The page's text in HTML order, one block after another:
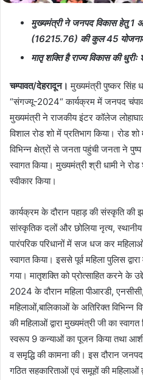
मुख्यमंत्री ने जनपद विकास हेतु 1
(16215.76) की कुल 45 योजनाओं
मातृ शक्ति है राज्य विकास की धुरीः
चम्पावत/देहरादून। मुख्यमंत्री पुष्कर सिंह
“संगज्यू-2024“ कार्यक्रम में जनपद
मुख्यमंत्री ने राजकीय इंटर कॉलेज
विशाल रोड शो में प्रतिभाग किया। रोड
विभिन्न क्षेत्रों से जनता पहुंची जनता ने
स्वागत किया। मुख्यमंत्री श्री धामी ने
स्वीकार किया।
कार्यक्रम के दौरान पहाड़ की संस्कृति
सांस्कृतिक दलों और छोलिया नृत्य,
पारंपरिक परिधानों में सज धज कर
स्वागत किया। इससे पूर्व महिला पुलिस
गया। मातृशक्ति को प्रोत्साहित करने के
2024 के दौरान महिला पीआरडी,
महिलाओं,बालिकाओं के अतिरिक्त विभिन्न
की महिलाओं द्वारा मुख्यमंत्री जी का
स्वरूप 9 कन्याओं का पूजन किया तथा
व समृद्धि की कामना की। इस दौरान
गठित सहकारिताओं एवं समूहों की महिलाओं